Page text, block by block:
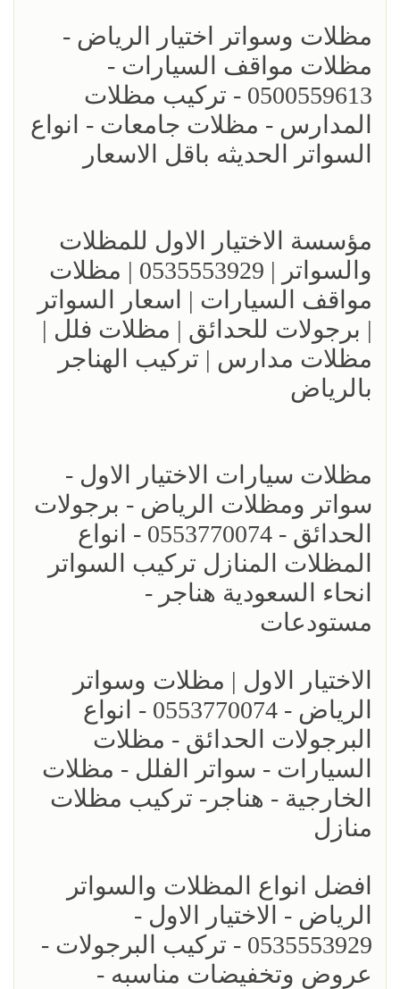
مظلات وسواتر اختيار الرياض -
مظلات مواقف السيارات -
0500559613 - تركيب مظلات
المدارس - مظلات جامعات - انواع
السواتر الحديثه باقل الاسعار
مؤسسة الاختيار الاول للمظلات
والسواتر | 0535553929 | مظلات
مواقف السيارات | اسعار السواتر
| برجولات للحدائق | مظلات فلل |
مظلات مدارس | تركيب الهناجر
بالرياض
مظلات سيارات الاختيار الاول -
سواتر ومظلات الرياض - برجولات
الحدائق - 0553770074 - انواع
المظلات المنازل تركيب السواتر
انحاء السعودية هناجر -
مستودعات
الاختيار الاول | مظلات وسواتر
الرياض - 0553770074 - انواع
البرجولات الحدائق - مظلات
السيارات - سواتر الفلل - مظلات
الخارجية - هناجر- تركيب مظلات
منازل
افضل انواع المظلات والسواتر
الرياض - الاختيار الاول -
0535553929 - تركيب البرجولات -
عروض وتخفيضات مناسبه -